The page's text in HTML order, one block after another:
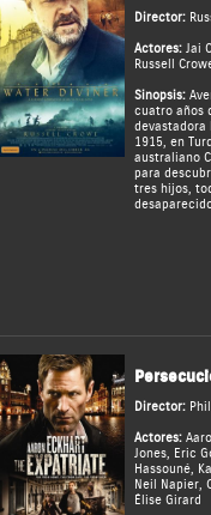
Director:
Actores: Jai
Russell
Sinopsis:
cuatro años
devastadora
1915, en
australiano
para
tres hijos,
Director:
Actores:
Jones, Eric
Hassouné,
Neil Napier,
Élise Girard